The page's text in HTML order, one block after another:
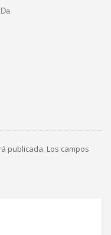
publicada. Los campos